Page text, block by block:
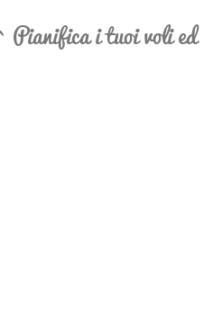
Pianifica i tuoi voli ed